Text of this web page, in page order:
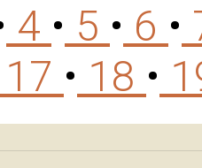
4 • 5 • 6 •
17 • 18 •